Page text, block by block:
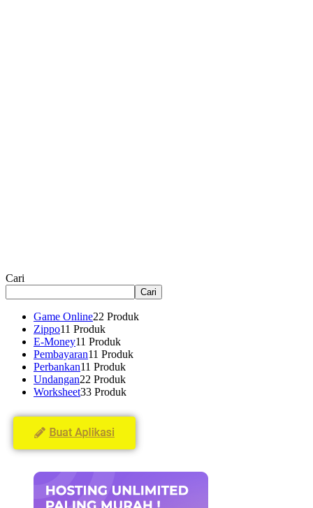
Cari
Cari
Game Online22 Produk
Zippo11 Produk
E-Money11 Produk
Pembayaran11 Produk
Perbankan11 Produk
Undangan22 Produk
Worksheet33 Produk